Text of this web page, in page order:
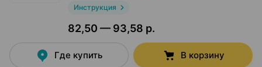
Инструкция
82,50 — 93,58 р.
Где купить В корзину